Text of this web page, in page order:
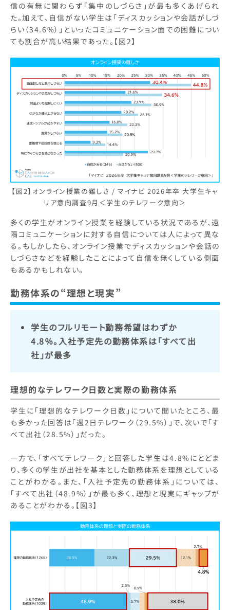
信の有無に関わらず「集中のしづらさ」が最も多くあげられ
た。加えて、自信がない学生は「ディスカッションや会話がしづ
らい（34.6%）」といったコミュニケーション面での困難につい
ても割合が高い結果であった。【図2】
【図2】オンライン授業の難しさ / マイナビ 2026年卒 大学生キャ
リア意向調査9月＜学生のテレワーク意向＞
多くの学生がオンライン授業を経験している状況であるが、遠
隔コミュニケーションに対する自信については人によって異な
る。もしかしたら、オンライン授業でディスカッションや会話の
しづらさなどを経験したことによって自信を無くしている側面
もあるかもしれない。
勤務体系の“理想と現実”
学生のフルリモート勤務希望はわずか
4.8％。入社予定先の勤務体系は「すべて出
社」が最多
理想的なテレワーク日数と実際の勤務体系
学生に「理想的なテレワーク日数」について聞いたところ、最
も多かった回答は「週2日テレワーク（29.5%）」で、次いで「す
べて出社（28.5%）」だった。
一方で、「すべてテレワーク」と回答した学生は4.8%にとどま
り、多くの学生が出社を基本とした勤務体系を理想としている
ことがわかる。また、「入社予定先の勤務体系」については、
「すべて出社（48.9%）」が最も多く、理想と現実にギャップが
あることがわかる。【図3】